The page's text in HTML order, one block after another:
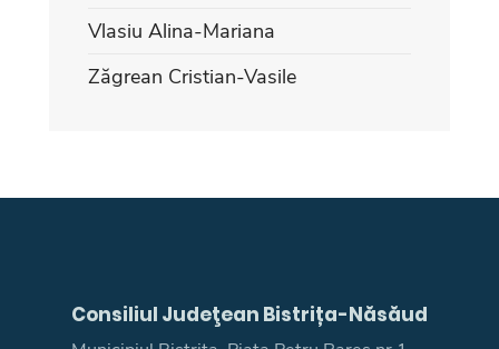
Vlasiu Alina-Mariana
Zăgrean Cristian-Vasile
Consiliul Judeţean Bistrița-Năsăud